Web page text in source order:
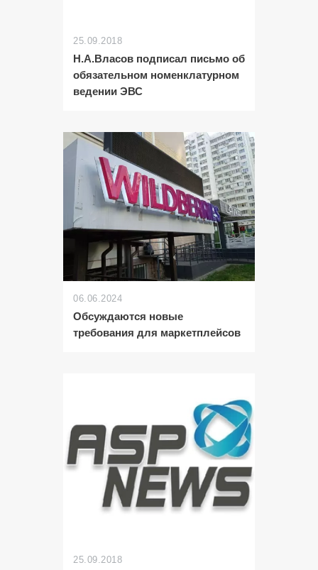
25.09.2018
Н.А.Власов подписал письмо об
обязательном номенклатурном
ведении ЭВС
06.06.2024
Обсуждаются новые
требования для маркетплейсов
25.09.2018